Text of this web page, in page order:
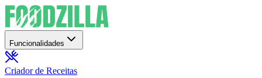
Funcionalidades
Criador de Receitas